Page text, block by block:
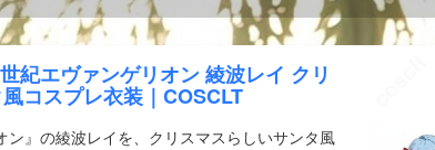
紀エヴァンゲリオン 綾波レイ クリ
コスプレ衣装｜COSCLT
ン』の綾波レイを、クリスマスらしいサンタ風